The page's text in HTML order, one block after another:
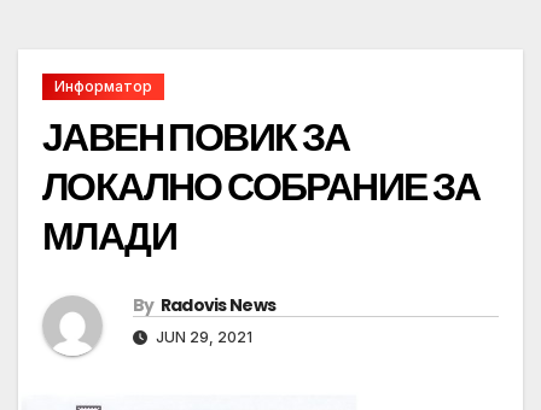
Информатор
ЈАВЕН ПОВИК ЗА
ЛОКАЛНО СОБРАНИЕ ЗА
МЛАДИ
By Radovis News
JUN 29, 2021